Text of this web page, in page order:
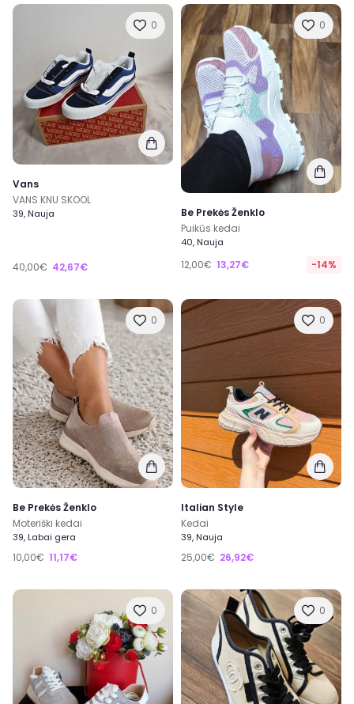
0
Vans
VANS KNU SKOOL
39, Nauja
40,00€ 42,67€
0
Be Prekės Ženklo
Puikūs kedai
40, Nauja
12,00€ 13,27€ -14%
0
Be Prekės Ženklo
Moteriški kedai
39, Labai gera
10,00€ 11,17€
0
Italian Style
Kedai
39, Nauja
25,00€ 26,92€
0 0